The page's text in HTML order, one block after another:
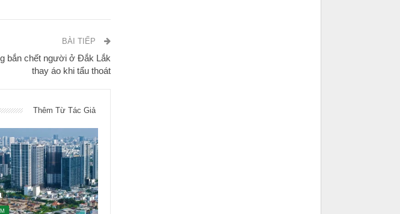
chất lượng giáo dục.
xử lý các kiến nghị.
nghiệp, tổ chức tín